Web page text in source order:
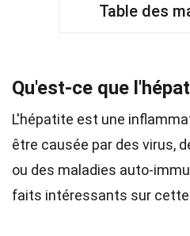
Table des
Qu'est-ce que
L'hépatite est une
être causée par des virus,
ou des maladies auto-
faits intéressants sur cette